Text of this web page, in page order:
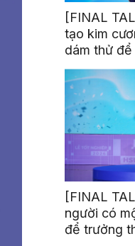
[FINAL
tạo kim
dám thử
mình
[FINAL
người có
để trưởng